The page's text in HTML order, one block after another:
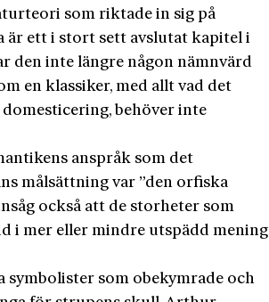
som riktade in sig på
är ett i stort sett avslutat kapitel i
inte längre någon nämnvärd
en klassiker, med allt vad det
behöver inte
anspråk som det
målsättning var ”den orfiska
också att de storheter som
i mer eller mind­re utspädd mening
symbolister som obekymrade och